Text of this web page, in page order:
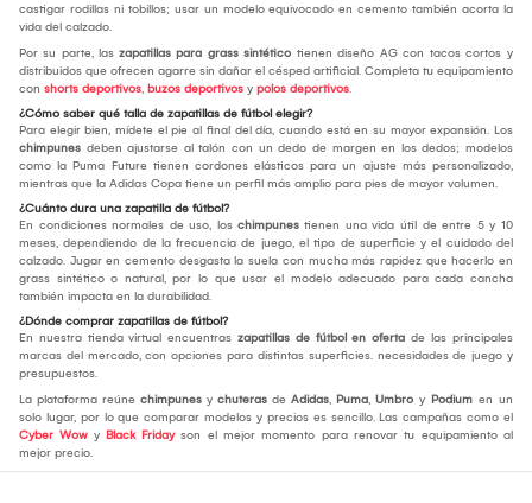
castigar rodillas ni tobillos; usar un modelo equivocado en cemento también acorta la
vida del calzado.
Por su parte, las zapatillas para grass sintético tienen diseño AG con tacos cortos y
distribuidos que ofrecen agarre sin dañar el césped artificial. Completa tu equipamiento
con shorts deportivos, buzos deportivos y polos deportivos.
¿Cómo saber qué talla de zapatillas de fútbol elegir?
Para elegir bien, mídete el pie al final del día, cuando está en su mayor expansión. Los
chimpunes deben ajustarse al talón con un dedo de margen en los dedos; modelos
como la Puma Future tienen cordones elásticos para un ajuste más personalizado,
mientras que la Adidas Copa tiene un perfil más amplio para pies de mayor volumen.
¿Cuánto dura una zapatilla de fútbol?
En condiciones normales de uso, los chimpunes tienen una vida útil de entre 5 y 10
meses, dependiendo de la frecuencia de juego, el tipo de superficie y el cuidado del
calzado. Jugar en cemento desgasta la suela con mucha más rapidez que hacerlo en
grass sintético o natural, por lo que usar el modelo adecuado para cada cancha
también impacta en la durabilidad.
¿Dónde comprar zapatillas de fútbol?
En nuestra tienda virtual encuentras zapatillas de fútbol en oferta de las principales
marcas del mercado, con opciones para distintas superficies. necesidades de juego y
presupuestos.
La plataforma reúne chimpunes y chuteras de Adidas, Puma, Umbro y Podium en un
solo lugar, por lo que comparar modelos y precios es sencillo. Las campañas como el
Cyber Wow y Black Fridayson el mejor momento para renovar tu equipamiento al
mejor precio.